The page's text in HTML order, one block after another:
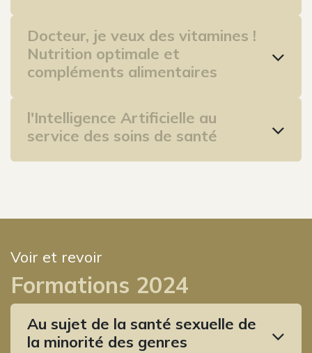
Docteur, je veux des vitamines !
Nutrition optimale et
compléments alimentaires
l'Intelligence Artificielle au
service des soins de santé
Voir et revoir
Formations 2024
Au sujet de la santé sexuelle de
la minorité des genres​